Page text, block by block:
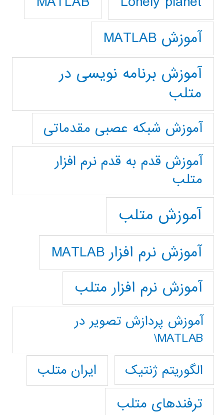
آموزش MATLAB
آموزش برنامه نویسی در
متلب
آموزش شبکه عصبی مقدماتی
آموزش قدم به قدم نرم افزار
متلب
آموزش متلب
آموزش نرم افزار MATLAB
آموزش نرم افزار متلب
آموزش پردازش تصوير در
MATLAB\
الگوریتم ژنتیک
ایران متلب
ترفندهای متلب